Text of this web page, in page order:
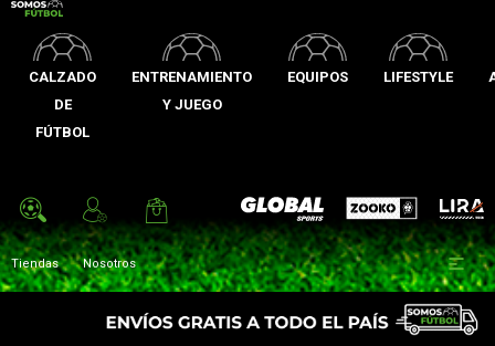
CALZADO
DE
FÚTBOL
ENTRENAMIENTO
Y JUEGO
EQUIPOS LIFESTYLE
Global Sports Zooko Lira
Tiendas Nosotros 